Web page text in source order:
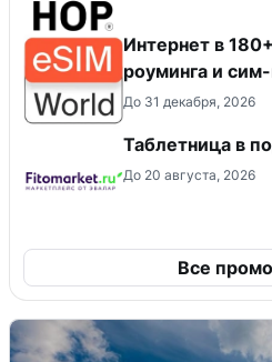
Интернет в
роуминга и
До 31 декабря, 2026
Таблетница в
До 20 августа, 2026
Все